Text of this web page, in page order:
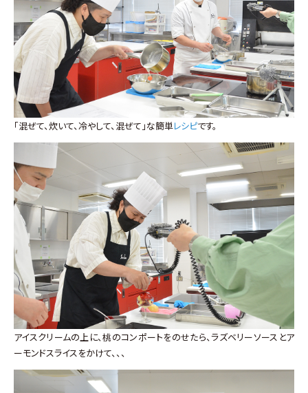
「混ぜて、炊いて、冷やして、混ぜて」な簡単レシピです。
アイスクリームの上に、桃のコンポートをのせたら、ラズベリーソースとア
ーモンドスライスをかけて、、、